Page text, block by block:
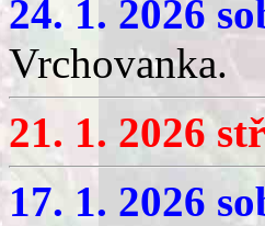
24. 1. 2026
Vrchovanka.
21. 1. 2026
17. 1. 2026